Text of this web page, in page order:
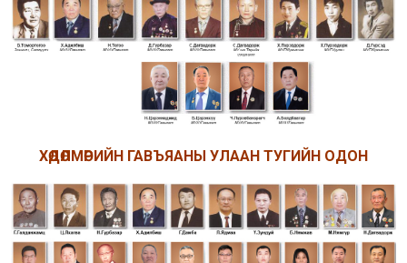
ХӨДӨЛМӨРИЙН ГАВЪЯАНЫ УЛААН ТУГИЙН ОДОН